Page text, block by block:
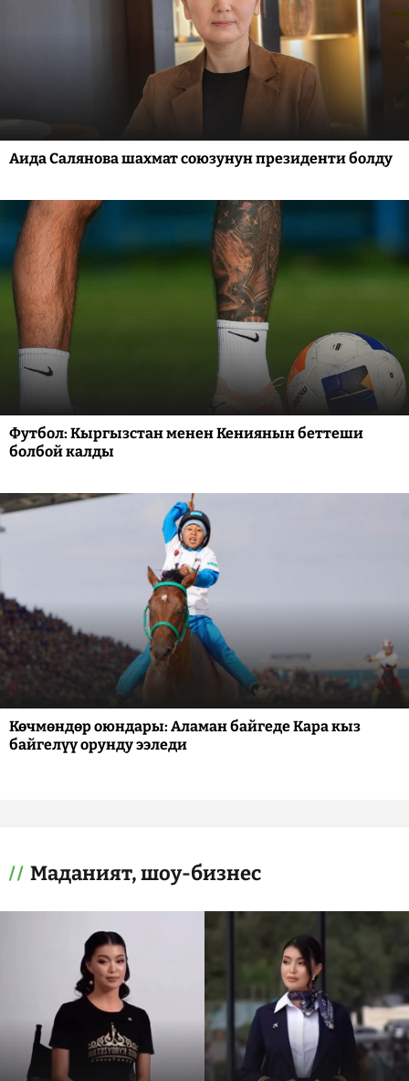
Аида Салянова шахмат союзунун президенти болду
Футбол: Кыргызстан менен Кениянын беттеши
болбой калды
Көчмөндөр оюндары: Аламан байгеде Кара кыз
байгелүү орунду ээледи
Маданият, шоу-бизнес